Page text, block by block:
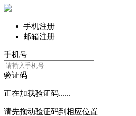
手机注册
邮箱注册
手机号
验证码
正在加载验证码......
请先拖动验证码到相应位置